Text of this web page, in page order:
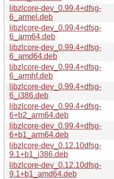
libzlcore-dev_0.99.4+dfsg-
6_armel.deb
libzlcore-dev_0.99.4+dfsg-
6_arm64.deb
libzlcore-dev_0.99.4+dfsg-
6_amd64.deb
libzlcore-dev_0.99.4+dfsg-
6_armhf.deb
libzlcore-dev_0.99.4+dfsg-
6_i386.deb
libzlcore-dev_0.99.4+dfsg-
6+b2_arm64.deb
libzlcore-dev_0.99.4+dfsg-
6+b1_arm64.deb
libzlcore-dev_0.12.10dfsg-
9.1+b1_i386.deb
libzlcore-dev_0.12.10dfsg-
9.1+b1_amd64.deb